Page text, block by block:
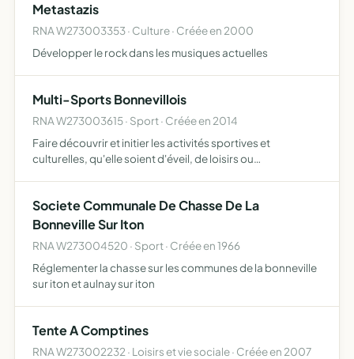
Metastazis
RNA W273003353 · Culture · Créée en 2000
Développer le rock dans les musiques actuelles
Multi-Sports Bonnevillois
RNA W273003615 · Sport · Créée en 2014
Faire découvrir et initier les activités sportives et
culturelles, qu'elle soient d'éveil, de loisirs ou
Societe Communale De Chasse De La
Bonneville Sur Iton
RNA W273004520 · Sport · Créée en 1966
Réglementer la chasse sur les communes de la bonneville
sur iton et aulnay sur iton
Tente A Comptines
RNA W273002232 · Loisirs et vie sociale · Créée en 2007